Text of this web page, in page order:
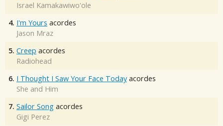
Israel Kamakawiwo'ole
4. I'm Yours acordes
Jason Mraz
5. Creep acordes
Radiohead
6. I Thought I Saw Your Face Today acordes
She and Him
7. Sailor Song acordes
Gigi Perez